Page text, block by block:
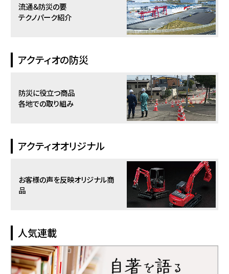
流通＆防災の要
テクノパーク紹介
アクティオの防災
防災に役立つ商品
各地での取り組み
アクティオオリジナル
お客様の声を反映オリジナル商
品
人気連載